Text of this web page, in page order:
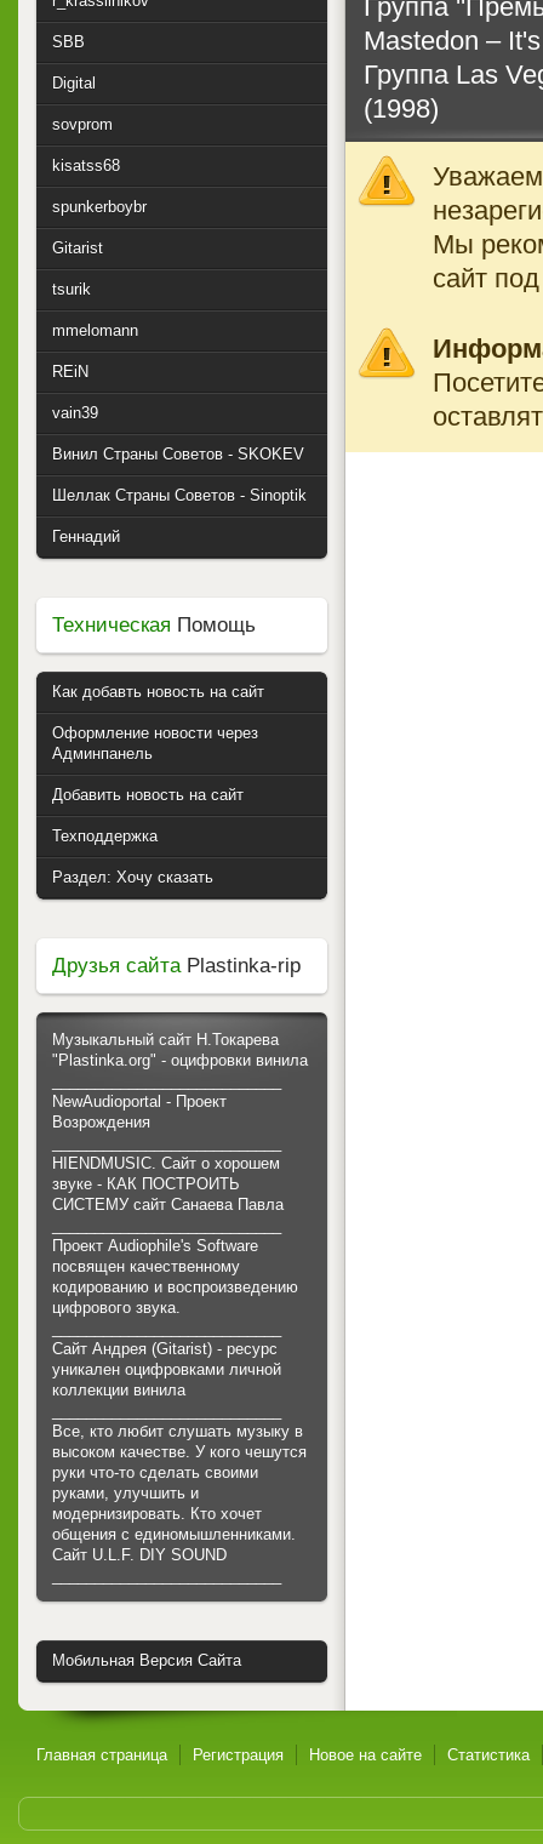
Группа
Mastedon ‎–
Группа Las
(1998)
Мы
сайт
SBB
Digital
sovprom
kisatss68
spunkerboybr
Gitarist
tsurik
mmelomann
REiN
vain39
Винил Страны Советов - SKOKEV
Шеллак Страны Советов - Sinoptik
Геннадий
Техническая Помощь
Как добавть новость на сайт
Оформление новости через
Админпанель
Добавить новость на сайт
Техподдержка
Раздел: Хочу сказать
Друзья сайтаPlastinka-rip
Музыкальный сайт Н.Токарева
"Plastinka.org" - оцифровки винила
NewAudioportal - Проект
Возрождения
HIENDMUSIC. Сайт о хорошем
звуке - КАК ПОСТРОИТЬ
СИСТЕМУ сайт Санаева Павла
Проект Audiophile's Software
посвящен качественному
кодированию и воспроизведению
цифрового звука.
Сайт Андрея (Gitarist) - ресурс
уникален оцифровками личной
коллекции винила
Все, кто любит слушать музыку в
высоком качестве. У кого чешутся
руки что-то сделать своими
руками, улучшить и
модернизировать. Кто хочет
общения с единомышленниками.
Cайт U.L.F. DIY SOUND
Мобильная Версия Сайта
Главная страница Регистрация Новое на сайте Статистика